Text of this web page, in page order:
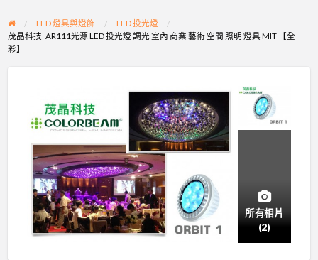
LED 燈具與燈飾
LED 投光燈
茂晶科技_AR111光源 LED 投光燈 調光 室內 商業 藝術 空間 照明 燈具 MIT 【全
彩】
所有相片
(2)